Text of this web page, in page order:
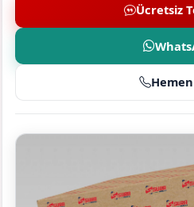
Ücretsiz